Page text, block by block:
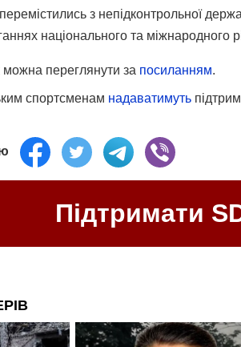
з непідконтрольної
національного та міжнародного
переглянути за посиланням.
спортсменам надаватимуть
Підтримати